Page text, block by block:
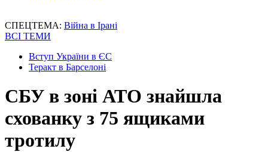
СПЕЦТЕМА: Війна в Ірані
ВСІ ТЕМИ
Вступ України в ЄС
Теракт в Барселоні
СБУ в зоні АТО знайшла
схованку з 75 ящиками
тротилу